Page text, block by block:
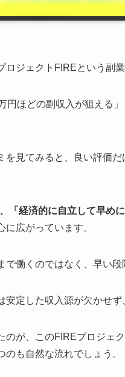
ロジェクトFIREという副
円ほどの副収入が狙える
を見てみると、良い評価
「経済的に自立して早め
広がっています。
で働くのではなく、早い段
安定した収入源が欠かせず
のが、このFIREプロジェ
のも自然な流れでしょう。